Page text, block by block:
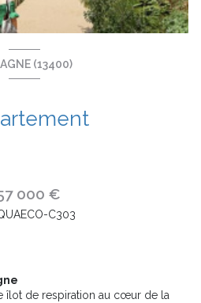
(13400)
000 €
C303
îlot de respiration au cœur de la